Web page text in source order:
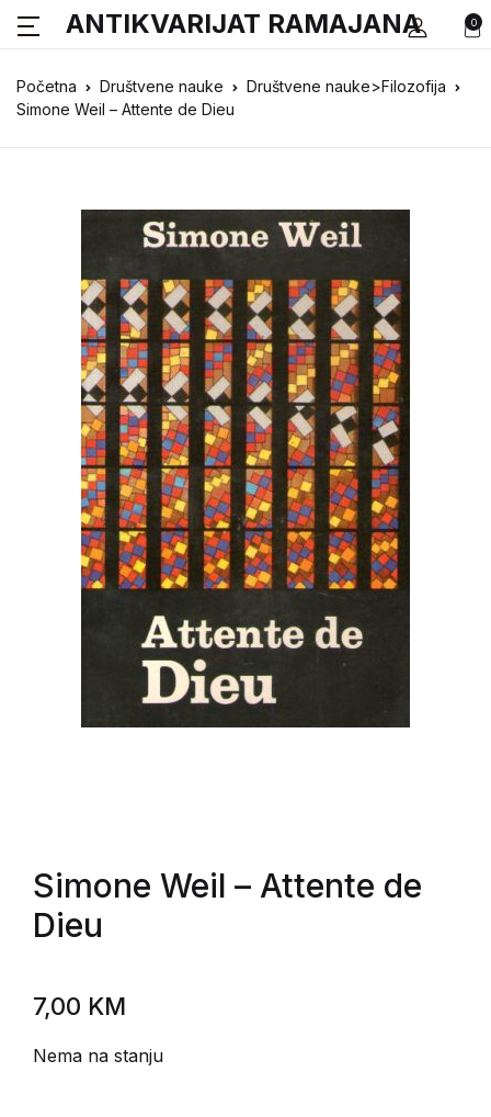
0
ANTIKVARIJAT RAMAJANA
Početna Društvene nauke
Društvene nauke>Filozofija
Simone Weil – Attente de Dieu
Simone Weil – Attente de
Dieu
7,00 KM
Nema na stanju